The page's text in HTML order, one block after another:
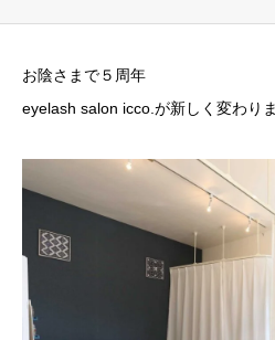
お陰さまで５周年
eyelash salon icco.が新しく変わり